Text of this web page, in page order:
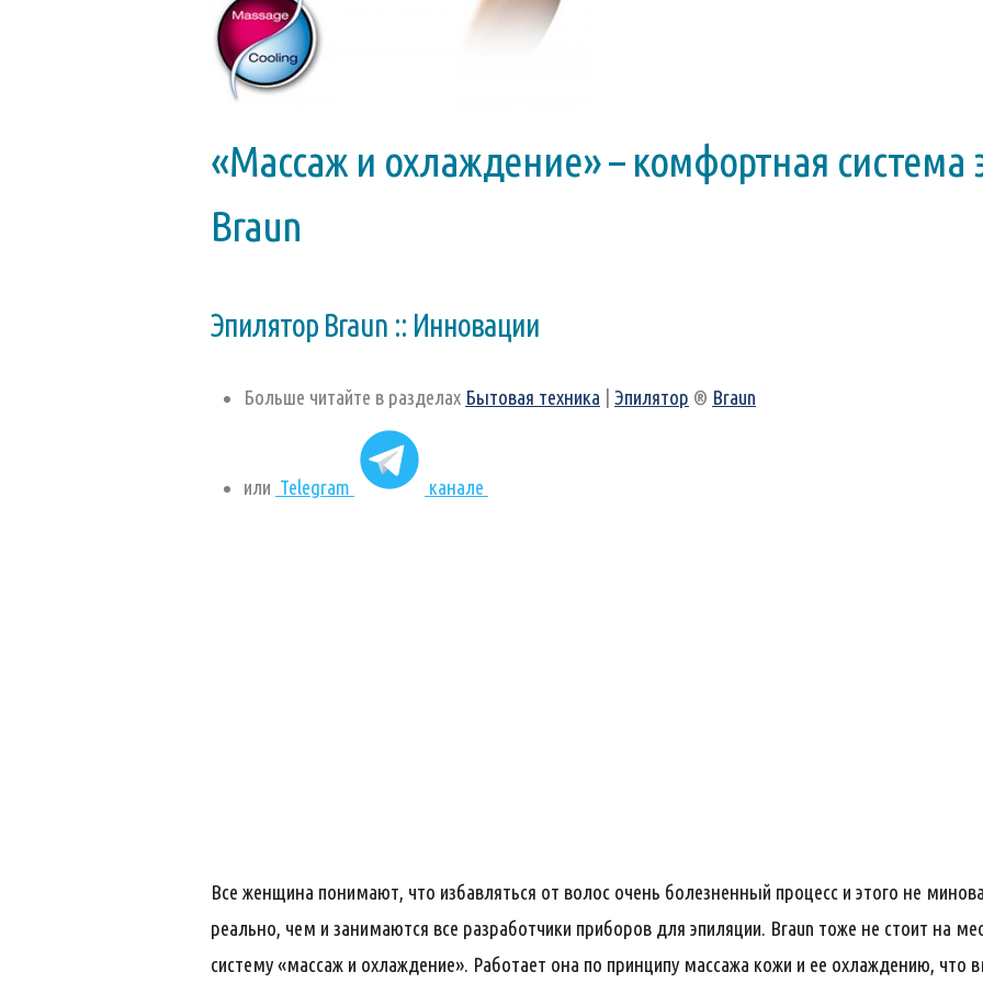
«Массаж и охлаждение» – комфортная система
Braun
Эпилятор Braun :: Инновации
Больше читайте в разделах Бытовая техника Эпилятор ® Braun
или Telegram канале
Все женщина понимают, что избавляться от волос очень болезненный процесс и этого не
реально, чем и занимаются все разработчики приборов для эпиляции. Braun тоже не стоит на
систему «массаж и охлаждение». Работает она по принципу массажа кожи и ее охлаждению, что